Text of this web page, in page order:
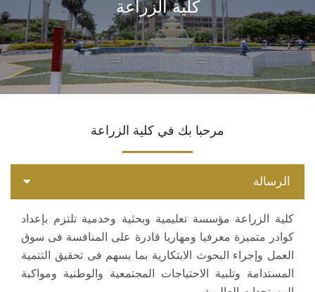
القطاعات
المراكز والوحدات
المجلات العلمية
تواصل معنا
كلية الزراعة
مرحبا بك في كلية الزراعة
الرسالة
كلية الزراعة مؤسسة تعليمية وبحثية وخدمية تلتزم بإعداد
كوادر متميزة معرفيا ومهاريا قادرة على المنافسة فى سوق
العمل وإجراء البحوث الابتكارية بما يسهم فى تحقيق التنمية
المستدامة وتلبية الاحتياجات المجتمعية والوطنية ومواكبة